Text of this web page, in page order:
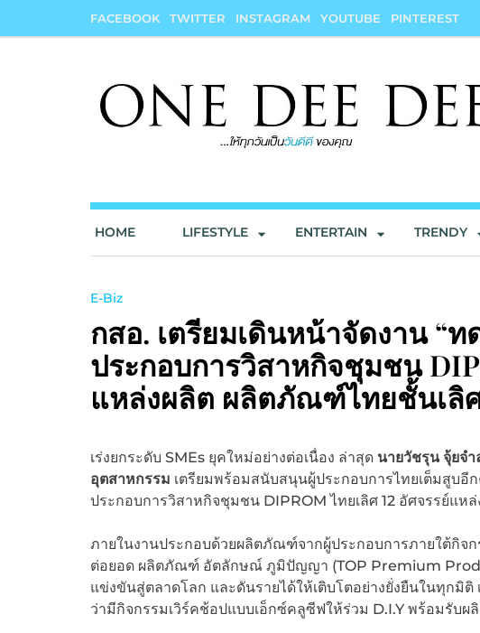
FACEBOOK TWITTER INSTAGRAM YOUTUBE PINTEREST
HOME LIFESTYLE ENTERTAIN TRENDY
E-Biz
กสอ. เตรียมเดินหน้าจัดงาน
ประกอบการวิสาหกิจชุมชน
แหล่งผลิต ผลิตภัณฑ์ไทยชั้นเลิ
เร่งยกระดับ SMEs ยุคใหม่อย่างต่อเนื่อง ล่าสุด นายวัชรุน จุ้ยจ
อุตสาหกรรม เตรียมพร้อมสนับสนุนผู้ประกอบการไทยเต็มสูบอี
ประกอบการวิสาหกิจชุมชน DIPROM ไทยเลิศ 12 อัศจรรย์แห
ภายในงานประกอบด้วยผลิตภัณฑ์จากผู้ประกอบการภายใต้กิจก
ต่อยอด ผลิตภัณฑ์ อัตลักษณ์ ภูมิปัญญา (TOP Premium
แข่งขันสู่ตลาดโลก และดันรายได้ให้เติบโตอย่างยั่งยืนในทุกมิ
ว่ามีกิจกรรมเวิร์คช้อปแบบเอ็กซ์คลูซีฟให้ร่วม D.I.Y พร้อมรับ